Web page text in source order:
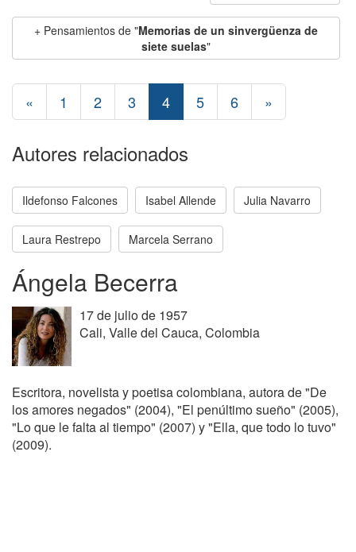
+ Pensamientos de "Memorias de un sinvergüenza de
siete suelas"
« 1 2 3 4 5 6 »
Autores relacionados
Ildefonso Falcones Isabel Allende Julia Navarro
Laura Restrepo Marcela Serrano
Ángela Becerra
17 de julio de 1957
Cali, Valle del Cauca, Colombia
Escritora, novelista y poetisa colombiana, autora de "De
los amores negados" (2004), "El penúltimo sueño" (2005),
"Lo que le falta al tiempo" (2007) y "Ella, que todo lo tuvo"
(2009).